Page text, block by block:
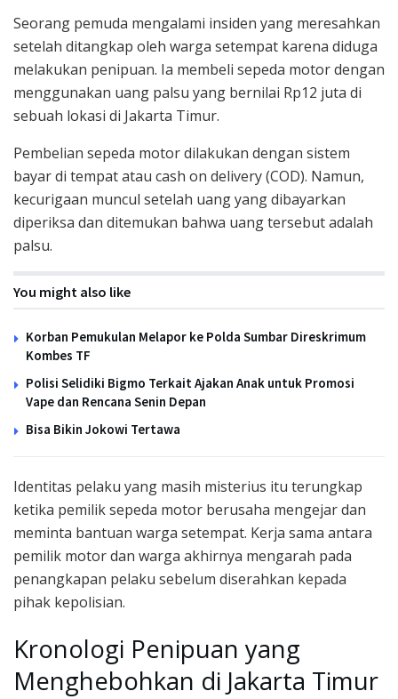
Seorang pemuda mengalami insiden yang meresahkan
setelah ditangkap oleh warga setempat karena diduga
melakukan penipuan. Ia membeli sepeda motor dengan
menggunakan uang palsu yang bernilai Rp12 juta di
sebuah lokasi di Jakarta Timur.
Pembelian sepeda motor dilakukan dengan sistem
bayar di tempat atau cash on delivery (COD). Namun,
kecurigaan muncul setelah uang yang dibayarkan
diperiksa dan ditemukan bahwa uang tersebut adalah
palsu.
You might also like
Korban Pemukulan Melapor ke Polda Sumbar Direskrimum
Kombes TF
Polisi Selidiki Bigmo Terkait Ajakan Anak untuk Promosi
Vape dan Rencana Senin Depan
Bisa Bikin Jokowi Tertawa
Identitas pelaku yang masih misterius itu terungkap
ketika pemilik sepeda motor berusaha mengejar dan
meminta bantuan warga setempat. Kerja sama antara
pemilik motor dan warga akhirnya mengarah pada
penangkapan pelaku sebelum diserahkan kepada
pihak kepolisian.
Kronologi Penipuan yang
Menghebohkan di Jakarta Timur